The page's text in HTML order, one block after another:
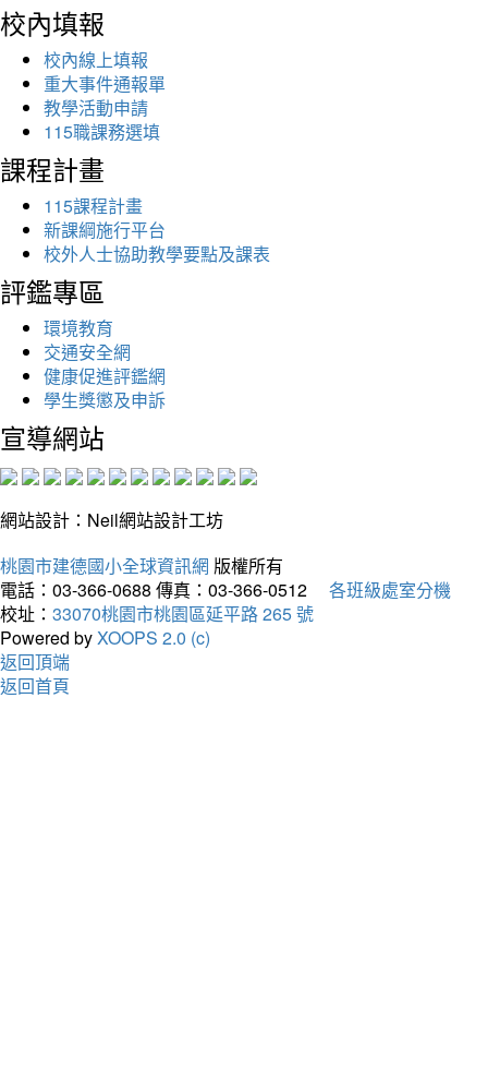
校內填報
校內線上填報
重大事件通報單
教學活動申請
115職課務選填
課程計畫
115課程計畫
新課綱施行平台
校外人士協助教學要點及課表
評鑑專區
環境教育
交通安全網
健康促進評鑑網
學生獎懲及申訴
宣導網站
網站設計：Neil網站設計工坊
桃園市建德國小全球資訊網 版權所有
電話：03-366-0688 傳真：03-366-0512
各班級處室分機
校址： 33070桃園市桃園區延平路 265 號
Powered byXOOPS 2.0 (c)
返回頂端
返回首頁